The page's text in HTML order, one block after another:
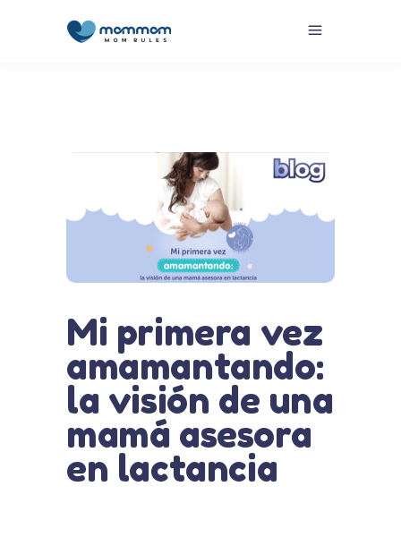
Mi primera vez
amamantando:
la visión de una
mamá asesora
en lactancia